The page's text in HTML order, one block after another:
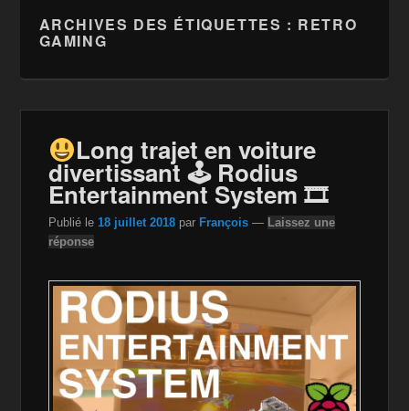
ARCHIVES DES ÉTIQUETTES : RETRO
GAMING
Long trajet en voiture
divertissant 🕹 Rodius
Entertainment System 🎞
Publié le 18 juillet 2018 par François — Laissez une
réponse